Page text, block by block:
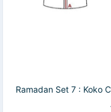
Ramadan Set 7 : Koko